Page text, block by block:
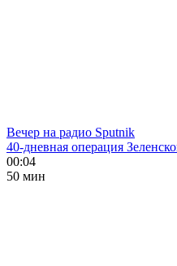
Вечер на радио Sputnik
40-дневная операция
00:04
50 мин